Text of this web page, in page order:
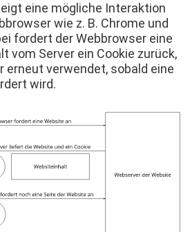
eine mögliche Interaktion
wie z. B. Chrome und
fordert der Webbrowser eine
vom Server ein Cookie zurück,
erneut verwendet, sobald eine
wird.